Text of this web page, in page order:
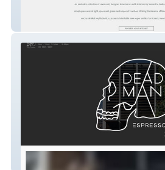
Deadman Espresso